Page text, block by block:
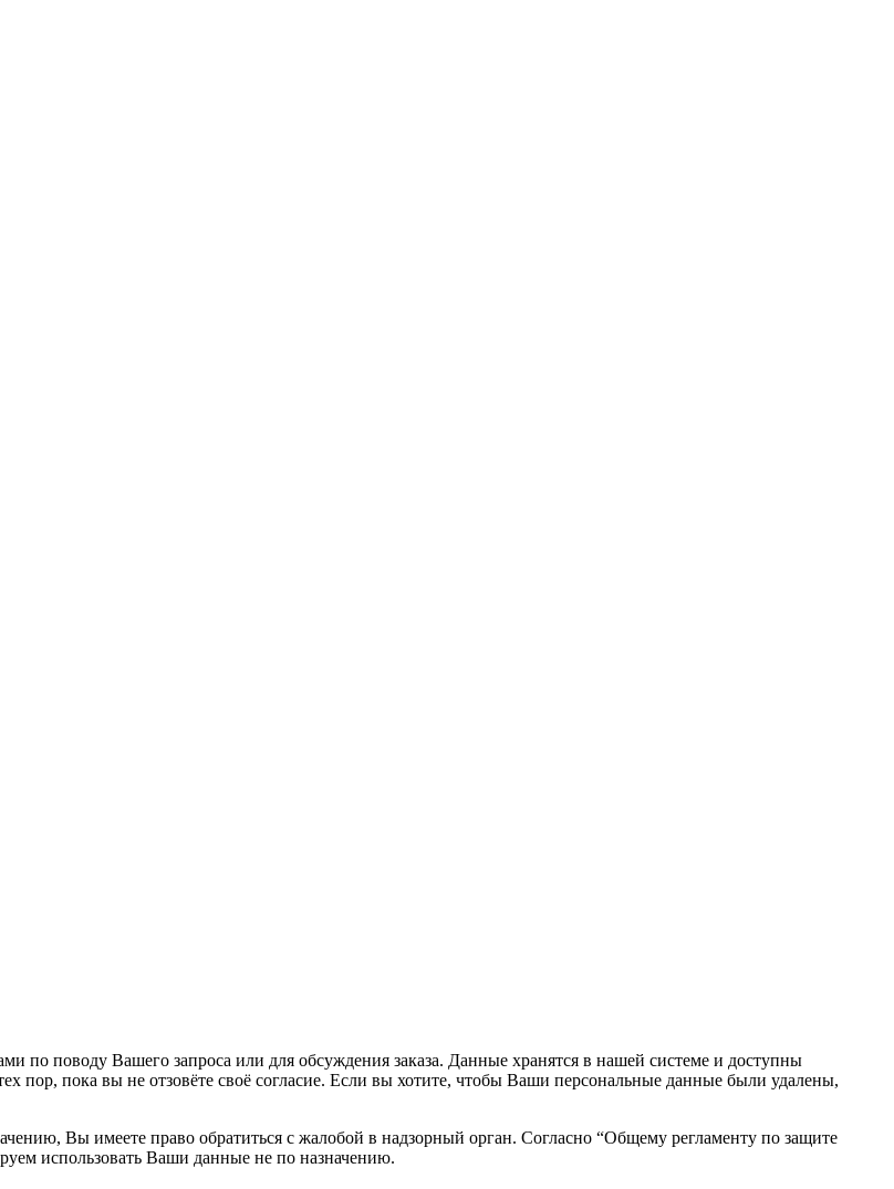
по поводу Вашего запроса или для обсуждения заказа. Данные хранятся в нашей системе и доступны
пор, пока вы не отзовёте своё согласие. Если вы хотите, чтобы Ваши персональные данные были удалены,
Вы имеете право обратиться с жалобой в надзорный орган. Согласно “Общему регламенту по защите
использовать Ваши данные не по назначению.